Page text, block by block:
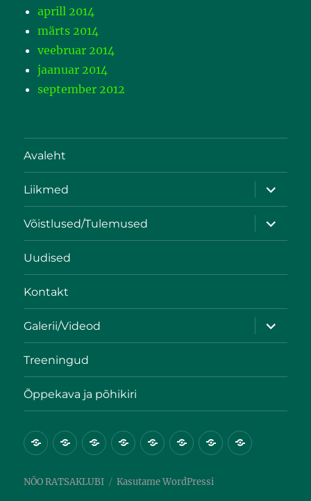
aprill 2014
märts 2014
veebruar 2014
jaanuar 2014
september 2012
Avaleht
Liikmed
Võistlused/Tulemused
Uudised
Kontakt
Galerii/Videod
Treeningud
Õppekava ja põhikiri
NÕO RATSAKLUBI Kasutame WordPressi